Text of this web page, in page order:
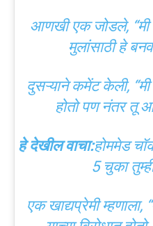
आणखी एक जोडले, “मी
मुलांसाठी हे
दुसऱ्याने कमेंट केली,
होतो पण नंतर तू
हे देखील वाचा:होममेड
5 चुका
एक खाद्यप्रेमी म्हणाला,